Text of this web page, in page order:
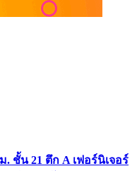
ชั้น 21 ตึก A เฟอร์นิเจอร์